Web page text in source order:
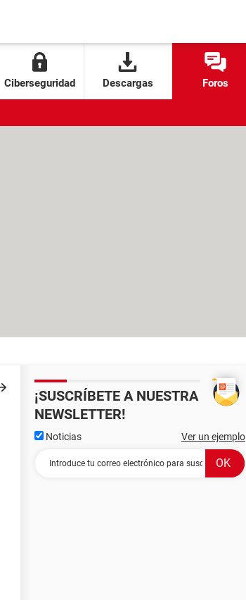
Ciberseguridad Descargas Foros
¡SUSCRÍBETE A NUESTRA
NEWSLETTER!
Noticias Ver un ejemplo